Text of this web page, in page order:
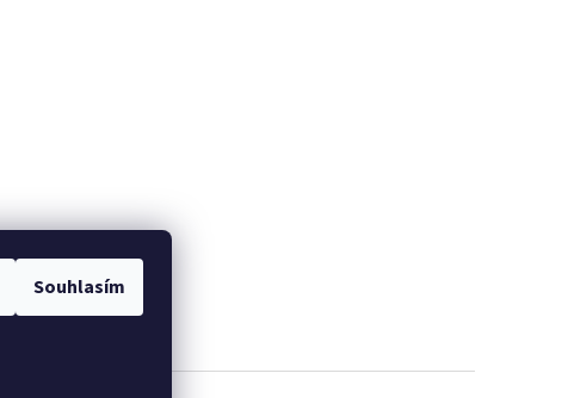
Souhlasím